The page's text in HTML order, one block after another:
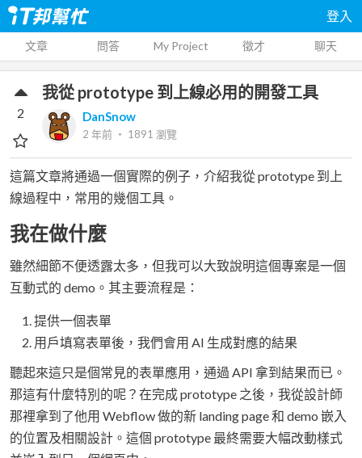
登入
文章 問答 My Project 徵才 聊天
我從 prototype 到上線必用的開發工具
DanSnow
2 年前 ‧ 1891 瀏覽
2
這篇文章將通過一個實際的例子，介紹我從 prototype 到上
線過程中，常用的幾個工具。
我在做什麼
雖然細節不便透露太多，但我可以大致說明這個專案是一個
互動式的 demo。其主要流程是：
提供一個表單
用戶填寫表單後，我們會用 AI 生成對應的結果
聽起來這只是個常見的表單應用，通過 API 拿到結果而已。
那這有什麼特別的呢？在完成 prototype 之後，我從設計師
那裡拿到了他用 Webflow 做的新 landing page 和 demo 嵌入
的位置及相關設計。這個 prototype 最終需要大幅改動樣式